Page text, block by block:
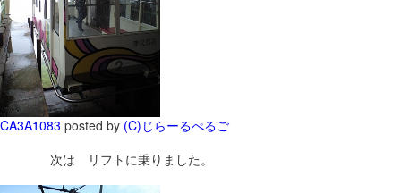
CA3A1083 posted by (C)じらーるぺるご
次は リフトに乗りました。